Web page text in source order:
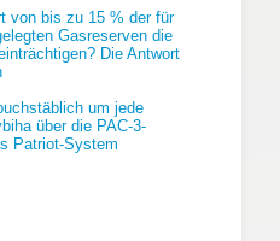
von bis zu 15 % der für
Gasreserven die
Die Antwort
um jede
über die PAC-3-
Patriot-System